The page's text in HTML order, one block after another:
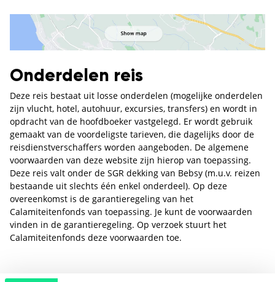
Onderdelen reis
Deze reis bestaat uit losse onderdelen (mogelijke onderdelen
zijn vlucht, hotel, autohuur, excursies, transfers) en wordt in
opdracht van de hoofdboeker vastgelegd. Er wordt gebruik
gemaakt van de voordeligste tarieven, die dagelijks door de
reisdienstverschaffers worden aangeboden. De algemene
voorwaarden van deze website zijn hierop van toepassing.
Deze reis valt onder de SGR dekking van Bebsy (m.u.v. reizen
bestaande uit slechts één enkel onderdeel). Op deze
overeenkomst is de garantieregeling van het
Calamiteitenfonds van toepassing. Je kunt de voorwaarden
vinden in de garantieregeling. Op verzoek stuurt het
Calamiteitenfonds deze voorwaarden toe.